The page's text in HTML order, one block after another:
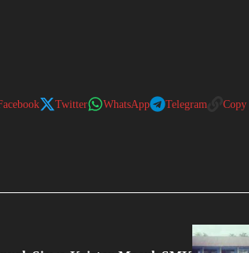
Twitter WhatsApp Telegram